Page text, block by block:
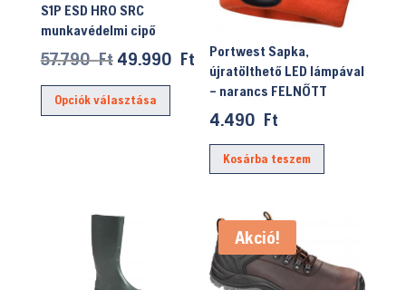
S1P ESD HRO SRC
munkavédelmi cipő
57.790Ft Original
price
was:
49.990 FtCurrent
price
49.990 Ft.
Opciók választása
Ennek
terméknek
variációja
változatok
Portwest Sapka,
újratölthető LED lámpával
– narancs FELNŐTT
4.490 Ft
Kosárba teszem
Akció!